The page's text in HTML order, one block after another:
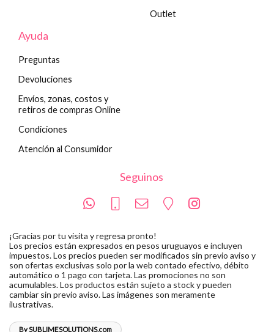
Outlet
Ayuda
Preguntas
Devoluciones
Envíos, zonas, costos y
retiros de compras Online
Condiciones
Atención al Consumidor
Seguinos
¡Gracias por tu visita y regresa pronto!
Los precios están expresados en pesos uruguayos e incluyen
impuestos. Los precios pueden ser modificados sin previo aviso y
son ofertas exclusivas solo por la web contado efectivo, débito
automático o 1 pago con tarjeta. Las promociones no son
acumulables. Los productos están sujeto a stock y pueden
cambiar sin previo aviso. Las imágenes son meramente
ilustrativas.
By SUBLIMESOLUTIONS.com